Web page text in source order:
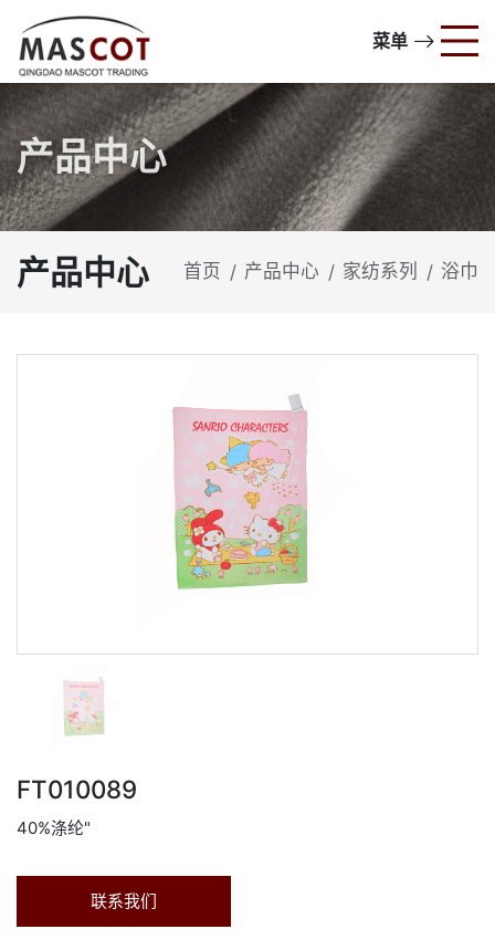
菜单
产品中心
产品中心 首页 / 产品中心 / 家纺系列 / 浴巾
FT010089
40%涤纶"
联系我们